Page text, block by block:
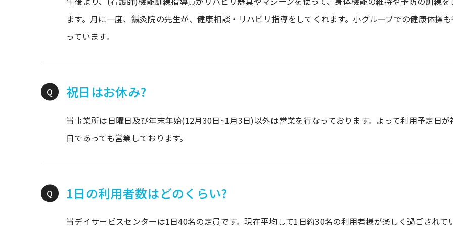
ます。月に一度、鍼灸院の先生が、健康相談・リハビリ指導をしてくれます。小グループでの健康体操
っています。
祝日はお休み?
当事業所は日曜日及び年末年始(12月30日~1月3日)以外は営業を行なっております。よって利用予定日が
日であっても営業しております。
1日の利用者数はどのくらい?
当デイサービスセンターは1日40名の定員です。現在平均して1日約30名の利用者様が楽しく過ごされて